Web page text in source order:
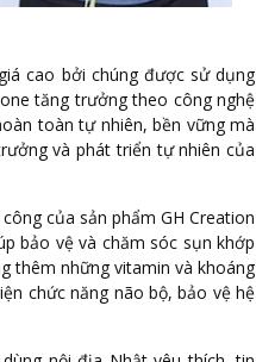
cao bởi chúng được sử dụng
tăng trưởng theo công nghệ
toàn tự nhiên, bền vững mà
và phát triển tự nhiên của
của sản phẩm GH Creation
bảo vệ và chăm sóc sụn khớp
thêm những vitamin và khoáng
chức năng não bộ, bảo vệ hệ